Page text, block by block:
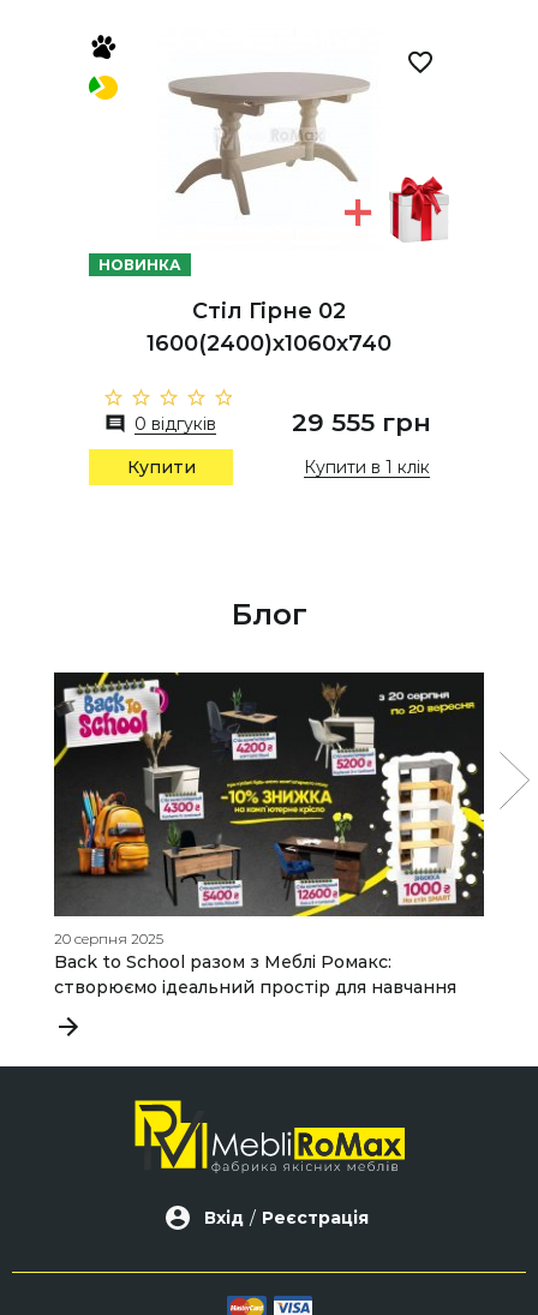
НОВИНКА
Стіл Гірне 02
1600(2400)х1060х740
0 відгуків 29 555 грн
Купити Купити в 1 клік
Блог
20 серпня 2025
Back to School разом з Меблі Ромакс:
створюємо ідеальний простір для навчання
Вхід / Реєстрація